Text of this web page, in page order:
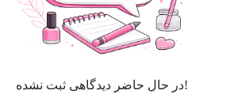
در حال حاضر دیدگاهی ثبت نشده!